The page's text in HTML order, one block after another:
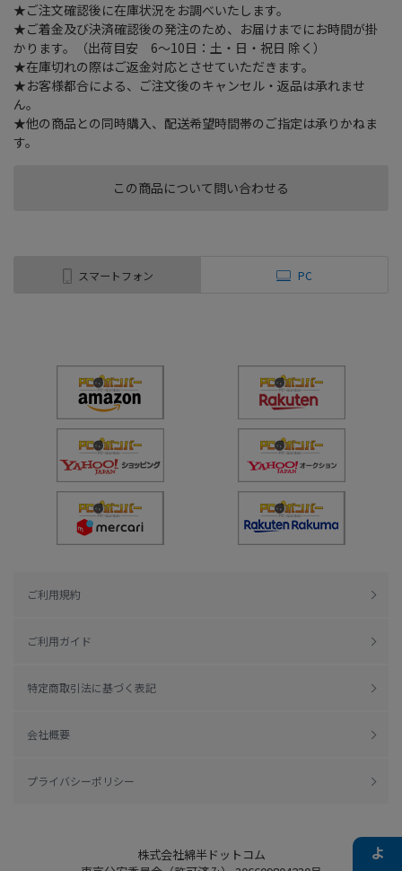
この商品について問い合わせる
★ご注文確認後に在庫状況をお調べいたします。
★ご着金及び決済確認後の発注のため、お届けまでにお時間が掛
かります。（出荷目安 6～10日：土・日・祝日 除く）
★在庫切れの際はご返金対応とさせていただきます。
★お客様都合による、ご注文後のキャンセル・返品は承れませ
ん。
★他の商品との同時購入、配送希望時間帯のご指定は承りかねま
す。
スマートフォン PC
ご利用規約
ご利用ガイド
特定商取引法に基づく表記
会社概要
プライバシーポリシー
株式会社綿半ドットコム